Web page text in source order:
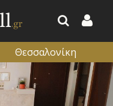
ΕΙΣΟΔΟΣ
Θεσσαλονίκη